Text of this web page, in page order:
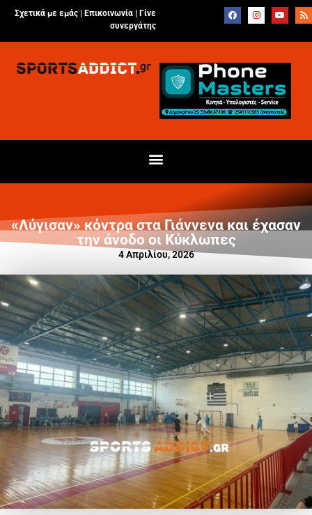
Σχετικά με εμάς | Επικοινωνία
Γίνε
συνεργάτης
«Λύγισαν» κόντρα στα Γιάννενα και έχασαν
την άνοδο οι Κύκλωπες
4 Απριλίου, 2026